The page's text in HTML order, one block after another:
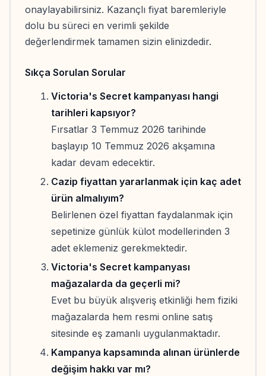
onaylayabilirsiniz. Kazançlı fiyat baremleriyle
dolu bu süreci en verimli şekilde
değerlendirmek tamamen sizin elinizdedir.
Sıkça Sorulan Sorular
Victoria's Secret kampanyası hangi
tarihleri kapsıyor?
Fırsatlar 3 Temmuz 2026 tarihinde
başlayıp 10 Temmuz 2026 akşamına
kadar devam edecektir.
Cazip fiyattan yararlanmak için kaç adet
ürün almalıyım?
Belirlenen özel fiyattan faydalanmak için
sepetinize günlük külot modellerinden 3
adet eklemeniz gerekmektedir.
Victoria's Secret kampanyası
mağazalarda da geçerli mi?
Evet bu büyük alışveriş etkinliği hem fiziki
mağazalarda hem resmi online satış
sitesinde eş zamanlı uygulanmaktadır.
Kampanya kapsamında alınan ürünlerde
değişim hakkı var mı?